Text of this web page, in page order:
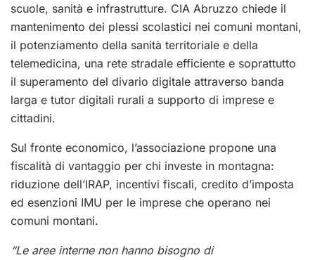
scuole, sanità e infrastrutture. CIA Abruzzo chiede il
mantenimento dei plessi scolastici nei comuni montani,
il potenziamento della sanità territoriale e della
telemedicina, una rete stradale efficiente e soprattutto
il superamento del divario digitale attraverso banda
larga e tutor digitali rurali a supporto di imprese e
cittadini.
Sul fronte economico, l’associazione propone una
fiscalità di vantaggio per chi investe in montagna:
riduzione dell’IRAP, incentivi fiscali, credito d’imposta
ed esenzioni IMU per le imprese che operano nei
comuni montani.
“Le aree interne non hanno bisogno di